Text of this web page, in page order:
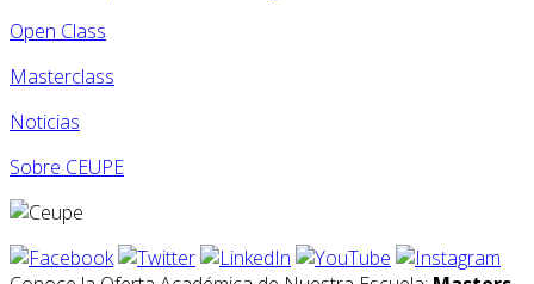
Open Class
Masterclass
Noticias
Sobre CEUPE